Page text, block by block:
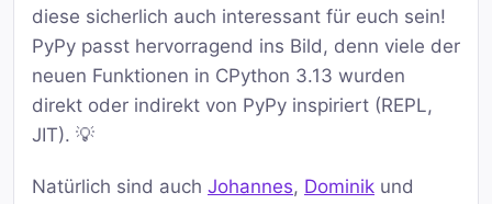
diese sicherlich auch interessant für euch sein!
PyPy passt hervorragend ins Bild, denn viele der
neuen Funktionen in CPython 3.13 wurden
direkt oder indirekt von PyPy inspiriert (REPL,
JIT). 💡
Natürlich sind auch Johannes, Dominik und